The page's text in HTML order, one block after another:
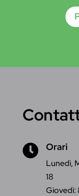
 Orari
Lunedì,
18
Giovedì: